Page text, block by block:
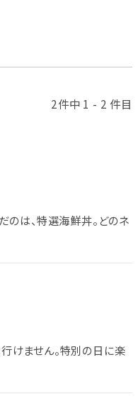
2件中 1 - 2 件目
のは、特選海鮮丼。どのネ
けません。特別の日に楽